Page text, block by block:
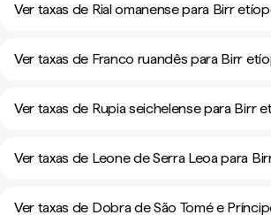
Ver taxas de Rial omanense para Birr
Ver taxas de Franco ruandês para Birr
Ver taxas de Rupia seichelense para Birr
Ver taxas de Leone de Serra Leoa para
Ver taxas de Dobra de São Tomé e